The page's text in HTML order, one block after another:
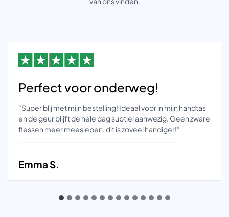
Perfect voor onderweg!
“Super blij met mijn bestelling! Ideaal voor in mijn handtas
en de geur blijft de hele dag subtiel aanwezig. Geen zware
flessen meer meeslepen, dit is zoveel handiger!”
Emma S.